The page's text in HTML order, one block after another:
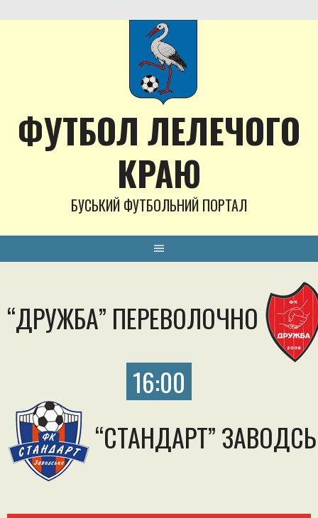
to
ФУТБОЛ ЛЕЛЕЧОГО
КРАЮ
БУСЬКИЙ ФУТБОЛЬНИЙ ПОРТАЛ
“ДРУЖБА” ПЕРЕВОЛОЧНО
16:00
“СТАНДАРТ”